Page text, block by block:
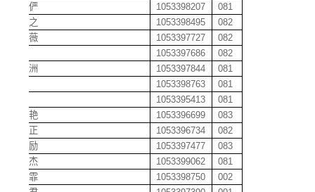
郭一俨
1053398207
081
郭异之
1053398495
082
郭远薇
1053397727
082
1053397686
082
郭睿洲
1053397844
081
1053398763
081
1053395413
081
韩春艳
1053396699
083
韩道正
1053396734
082
韩奖励
1053397477
083
韩玉杰
1053399062
081
韩潇霏
1053398750
002